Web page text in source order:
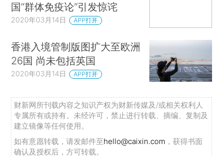
国“群体免疫论”引发惊诧
2020年03月14日 APP打开
香港入境管制版图扩大至欧洲
26国 尚未包括英国
2020年03月14日 APP打开
财新网所刊载内容之知识产权为财新传媒及/或相关权利人
专属所有或持有。未经许可，禁止进行转载、摘编、复制及
建立镜像等任何使用。
如有意愿转载，请发邮件至hello@caixin.com ，获得书面
确认及授权后，方可转载。